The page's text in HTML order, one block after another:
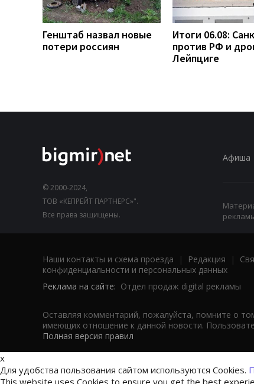
Генштаб назвал новые
потери россиян
Итоги 06.08:
против РФ и
Лейпциге
© 2000-2024,
ТОВ «КЕПРЕЙТ ПАРТНЕРС»".
Все права защищены.
Афиша
Наши контакты и схема проезда | Редакция |
конфиденциальности и персональных данных
Реклама на сайте: Отдел продаж digital рекламы
Оставляя комментарий, пожалуйста, помните о
имеющих отношение к данной новости.
Полная версия правил
x
Для удобства пользования сайтом используются Cookies.
This website uses Cookies to ensure you get the best